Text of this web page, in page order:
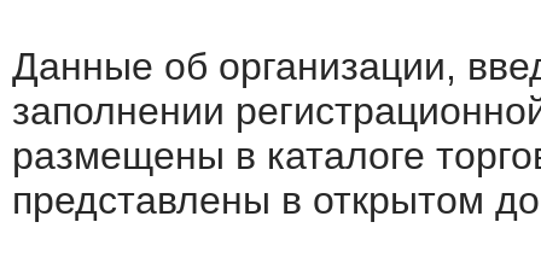
Данные об организации,
заполнении
размещены в каталоге
представлены в открытом